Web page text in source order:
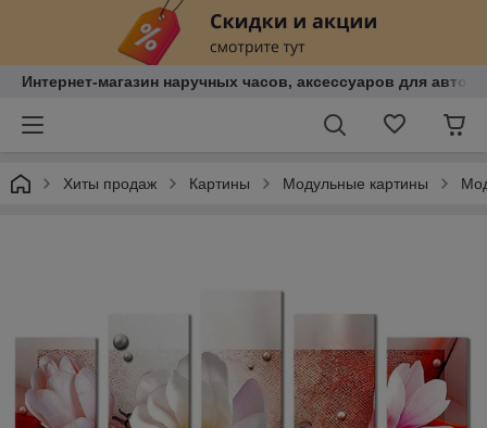
Интернет-магазин наручных часов, аксессуаров для авто,
Хиты продаж Картины Модульные картины